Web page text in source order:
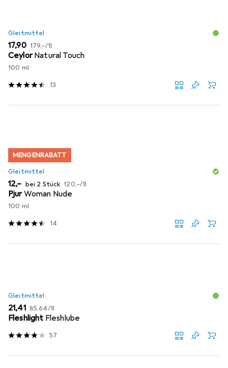
Gleitmittel
EUR
17,90 EUR
179,–/1l
Ceylor Natural Touch
100 ml
13
MENGENRABATT
Gleitmittel
EUR
12,– bei 2 Stück EUR
120,–/1l
PjurWoman Nude
100 ml
14
Gleitmittel
EUR
21,41 EUR
85,64/1l
Fleshlight Fleshlube
57